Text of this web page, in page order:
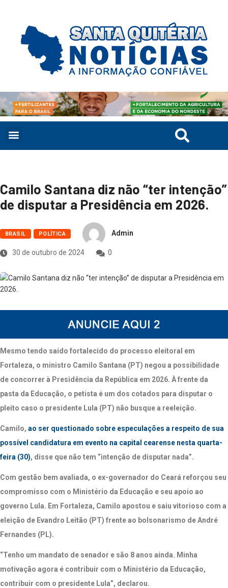
Camilo Santana diz não “ter intenção”
de disputar a Presidência em 2026.
BRASIL POLÍTICA Admin
30 de outubro de 2024 0
Mesmo tendo saído fortalecido do processo eleitoral em
Fortaleza, o ministro Camilo Santana (PT) negou a possibilidade
de concorrer à Presidência da República em 2026. À frente da
pasta da Educação, o petista é um dos cotados para disputar o
pleito caso o presidente Lula (PT) não busque a reeleição.
Camilo, ao ser questionado sobre especulações a respeito de sua
possível candidatura em evento na capital cearense nesta quarta-
feira (30), disse que não tem “intenção de disputar nada”.
Com gestão bem avaliada, o ex-governador do Ceará reforçou seu
compromisso com o Ministério da Educação e seu apoio ao
governo Lula. Em Fortaleza, Camilo apostou e saiu vitorioso com a
eleição de Evandro Leitão (PT) frente ao bolsonarismo de André
Fernandes (PL).
“Tenho um mandato de senador e são 8 anos ainda. Minha
motivação agora é contribuir com o Ministério da Educação,
contribuir com o presidente Lula”, declarou.